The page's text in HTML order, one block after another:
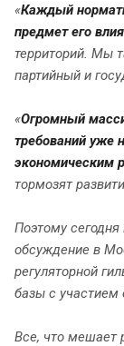
«Каждый
предмет его
территорий. Мы
партийный и
«Огромный
требований уже
экономическим
тормозят
Поэтому
обсуждение в
регуляторной
базы с участием
Все, что мешает